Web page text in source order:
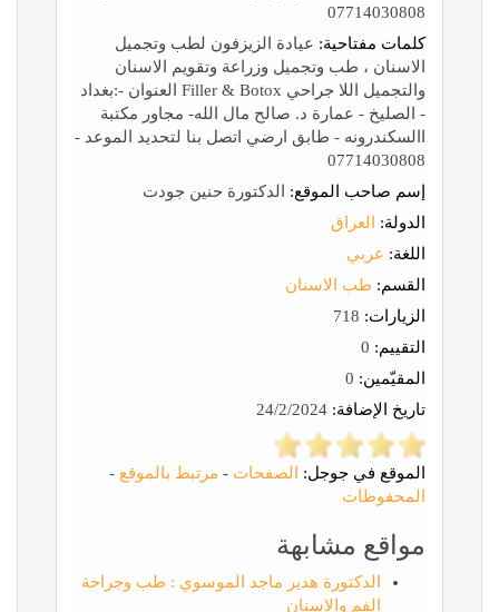
07714030808
كلمات مفتاحية: عيادة الزيزفون لطب وتجميل
الاسنان ، طب وتجميل وزراعة وتقويم الاسنان
والتجميل اللا جراحي Filler & Botox العنوان -:بغداد
- الصليخ - عمارة د. صالح مال الله- مجاور مكتبة
االسكندرونه - طابق ارضي اتصل بنا لتحديد الموعد -
07714030808
إسم صاحب الموقع: الدكتورة حنين جودت
الدولة:
العراق
اللغة: عربي
القسم: طب الاسنان
الزيارات:
التقييم:
المقيّمين:
تاريخ الإضافة:
الموقع في جوجل: الصفحات - مرتبط بالموقع -
المحفوظات
مواقع مشابهة
الدكتورة هدير ماجد الموسوي : طب وجراحة
الفم والاسنان